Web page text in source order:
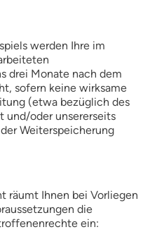
werden Ihre im
drei Monate nach dem
sofern keine wirksame
(etwa bezüglich des
und/oder unsererseits
Weiterspeicherung
räumt Ihnen bei Vorliegen
die
ein: